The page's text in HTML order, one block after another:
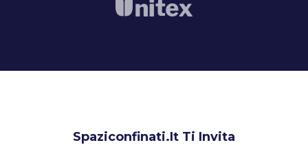
Spaziconfinati.it Ti Invita